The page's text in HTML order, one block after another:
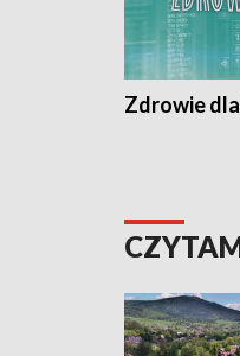
Zdrowie